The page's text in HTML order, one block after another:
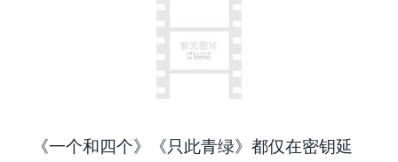
《一个和四个》《只此青绿》都仅在密钥延